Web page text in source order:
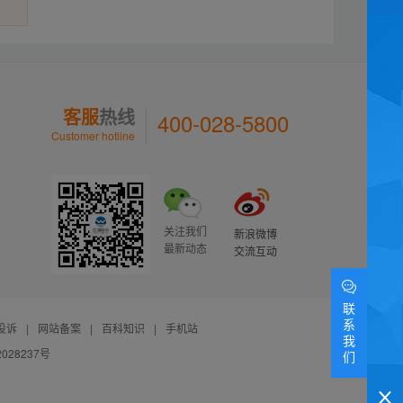
客服热线
Customer hotline 400-028-5800
关注我们
最新动态
新浪微博
交流互动
诉 | 网站备案 | 百科知识 |
手机站
号
联
系
我
们